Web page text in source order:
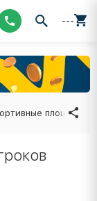
---
площадки